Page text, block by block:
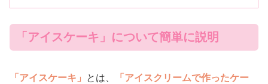
「アイスケーキ」について簡単に説明
「アイスケーキ」 とは、
「アイスクリームで作ったケー